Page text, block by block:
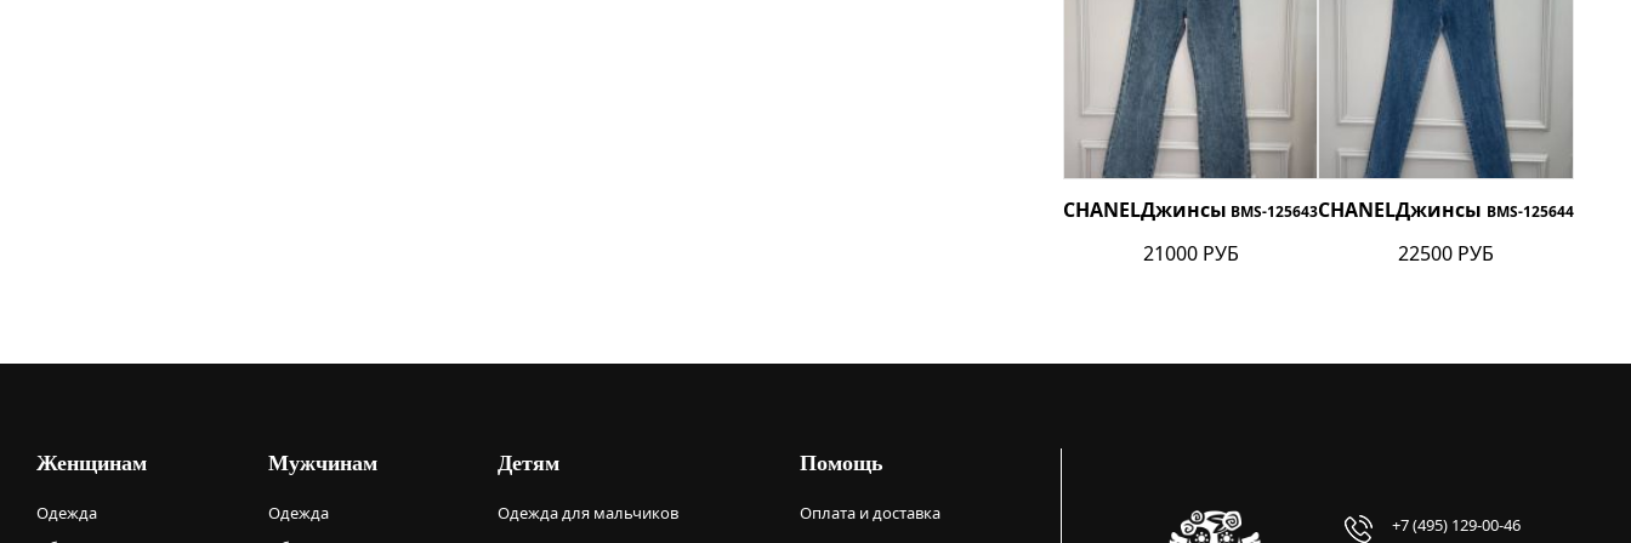
Джинсы
CHANEL BMS-125643
21000 РУБ
Джинсы
CHANEL BMS-125644
22500 РУБ
Женщинам
Одежда
Мужчинам
Одежда
Детям
Одежда для мальчиков
Помощь
Оплата и доставка
+7 (495) 129-00-46